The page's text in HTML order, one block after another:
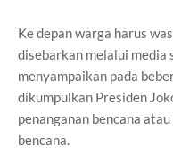
Ke depan warga harus
disebarkan melalui
menyampaikan pada
dikumpulkan Presiden
penanganan bencana
bencana.